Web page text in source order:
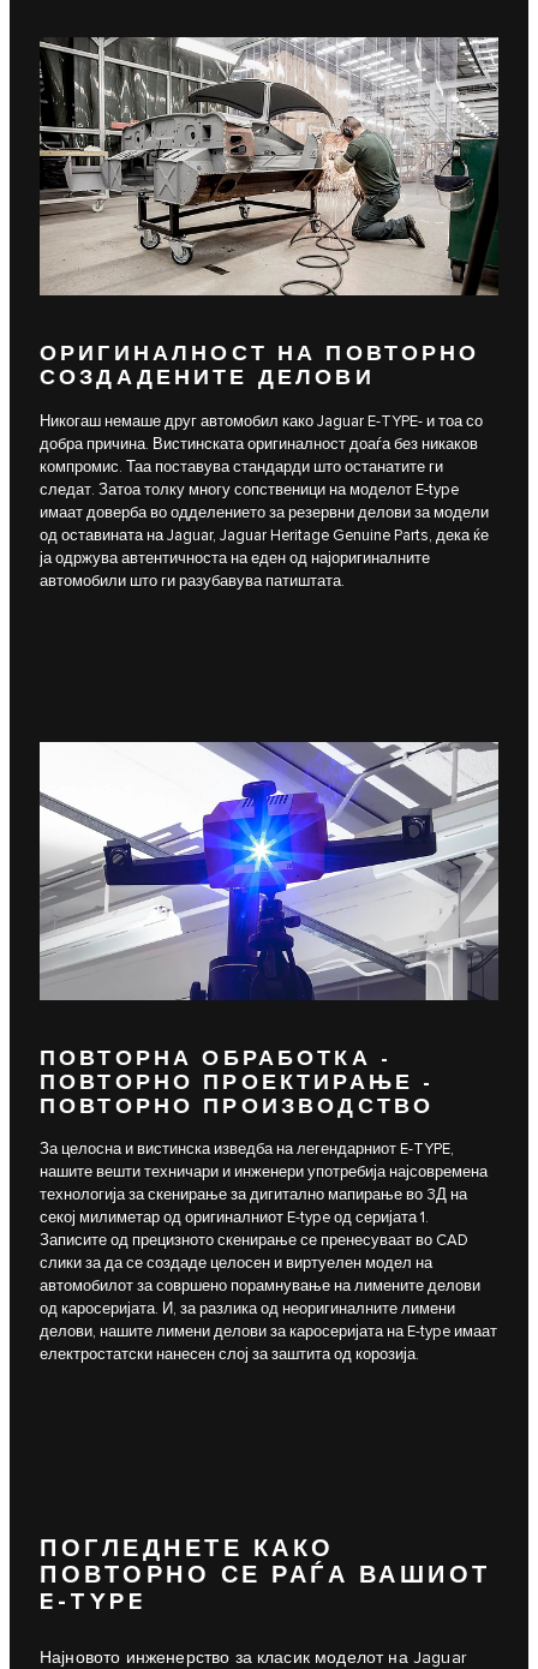
ОРИГИНАЛНОСТ НА ПОВТОРНО
СОЗДАДЕНИТЕ ДЕЛОВИ
Никогаш немаше друг автомобил како Jaguar E-TYPE- и тоа со
добра причина. Вистинската оригиналност доаѓа без никаков
компромис. Таа поставува стандарди што останатите ги
следат. Затоа толку многу сопственици на моделот E-type
имаат доверба во одделението за резервни делови за модели
од оставината на Jaguar, Jaguar Heritage Genuine Parts, дека ќе
ја одржува автентичноста на еден од најоригиналните
автомобили што ги разубавува патиштата.
ПОВТОРНА ОБРАБОТКА -
ПОВТОРНО ПРОЕКТИРАЊЕ -
ПОВТОРНО ПРОИЗВОДСТВО
За целосна и вистинска изведба на легендарниот E-TYPE,
нашите вешти техничари и инженери употребија најсовремена
технологија за скенирање за дигитално мапирање во 3Д на
секој милиметар од оригиналниот E-type од серијата 1.
Записите од прецизното скенирање се пренесуваат во CAD
слики за да се создаде целосен и виртуелен модел на
автомобилот за совршено порамнување на лимените делови
од каросеријата. И, за разлика од неоригиналните лимени
делови, нашите лимени делови за каросеријата на E-type имаат
електростатски нанесен слој за заштита од корозија.
ПОГЛЕДНЕТЕ КАКО
ПОВТОРНО СЕ РАЃА ВАШИОТ
E-TYPE
Најновото инженерство за класик моделот на Jaguar